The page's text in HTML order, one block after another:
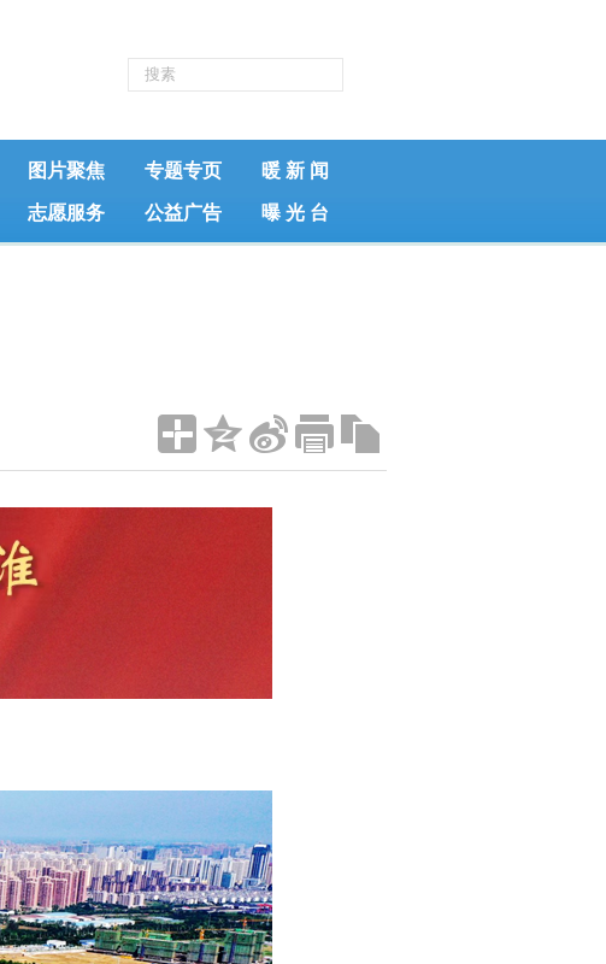
图片聚焦 专题专页 暖 新 闻
志愿服务 公益广告 曝 光 台